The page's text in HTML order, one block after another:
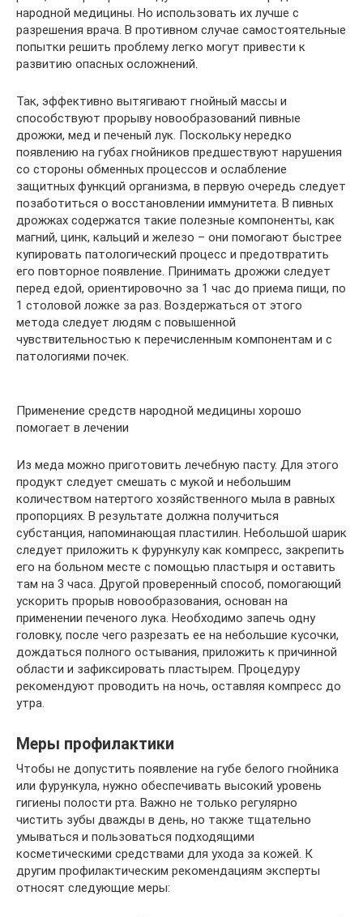
народной медицины. Но использовать их лучше с
разрешения врача. В противном случае самостоятельные
попытки решить проблему легко могут привести к
развитию опасных осложнений.
Так, эффективно вытягивают гнойный массы и
способствуют прорыву новообразований пивные
дрожжи, мед и печеный лук. Поскольку нередко
появлению на губах гнойников предшествуют нарушения
со стороны обменных процессов и ослабление
защитных функций организма, в первую очередь следует
позаботиться о восстановлении иммунитета. В пивных
дрожжах содержатся такие полезные компоненты, как
магний, цинк, кальций и железо – они помогают быстрее
купировать патологический процесс и предотвратить
его повторное появление. Принимать дрожжи следует
перед едой, ориентировочно за 1 час до приема пищи, по
1 столовой ложке за раз. Воздержаться от этого
метода следует людям с повышенной
чувствительностью к перечисленным компонентам и с
патологиями почек.
Применение средств народной медицины хорошо
помогает в лечении
Из меда можно приготовить лечебную пасту. Для этого
продукт следует смешать с мукой и небольшим
количеством натертого хозяйственного мыла в равных
пропорциях. В результате должна получиться
субстанция, напоминающая пластилин. Небольшой шарик
следует приложить к фурункулу как компресс, закрепить
его на больном месте с помощью пластыря и оставить
там на 3 часа. Другой проверенный способ, помогающий
ускорить прорыв новообразования, основан на
применении печеного лука. Необходимо запечь одну
головку, после чего разрезать ее на небольшие кусочки,
дождаться полного остывания, приложить к причинной
области и зафиксировать пластырем. Процедуру
рекомендуют проводить на ночь, оставляя компресс до
утра.
Меры профилактики
Чтобы не допустить появление на губе белого гнойника
или фурункула, нужно обеспечивать высокий уровень
гигиены полости рта. Важно не только регулярно
чистить зубы дважды в день, но также тщательно
умываться и пользоваться подходящими
косметическими средствами для ухода за кожей. К
другим профилактическим рекомендациям эксперты
относят следующие меры: